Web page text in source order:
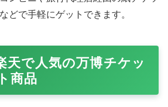
どで手軽にゲットできます。
天で人気の万博チケッ
商品